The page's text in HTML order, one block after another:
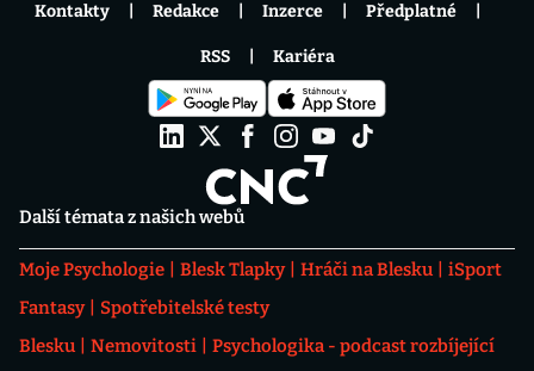
Další témata z našich webů
Moje Psychologie Blesk Tlapky Hráči na Blesku
iSport
Fantasy
Spotřebitelské testy
Blesku
Nemovitosti
Psychologika - podcast rozbíjející
Kontakty Redakce Inzerce Předplatné
RSS Kariéra